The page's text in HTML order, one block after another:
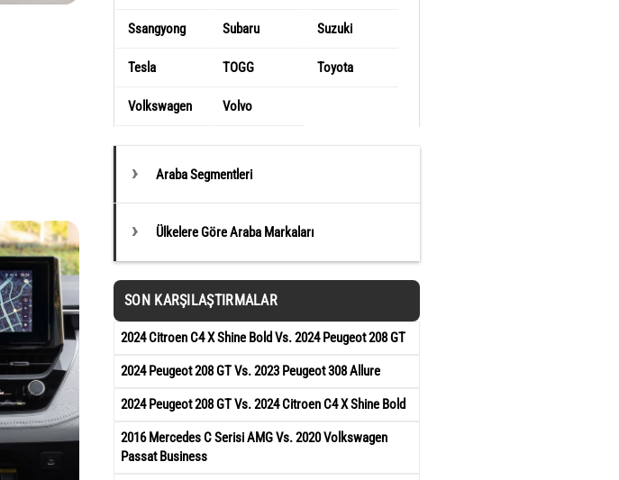
Ssangyong Subaru Suzuki
Tesla TOGG Toyota
Volkswagen Volvo
Araba Segmentleri
Ülkelere Göre Araba Markaları
SON KARŞILAŞTIRMALAR
2024 Citroen C4 X Shine Bold Vs. 2024 Peugeot 208 GT
2024 Peugeot 208 GT Vs. 2023 Peugeot 308 Allure
2024 Peugeot 208 GT Vs. 2024 Citroen C4 X Shine Bold
2016 Mercedes C Serisi AMG Vs. 2020 Volkswagen
Passat Business